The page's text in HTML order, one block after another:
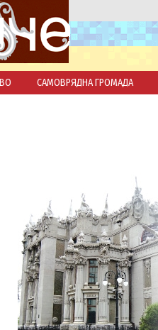
САМОВРЯДНА ГРОМАДА